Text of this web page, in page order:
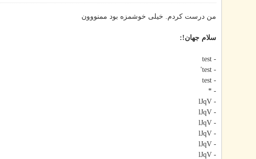
من درست کردم. خیلی خوشمزه بود ممنووون
سلام جهان!:
- test
- test'
- test
- *
- lJqV
- lJqV
- lJqV
- lJqV
- lJqV
- lJqV